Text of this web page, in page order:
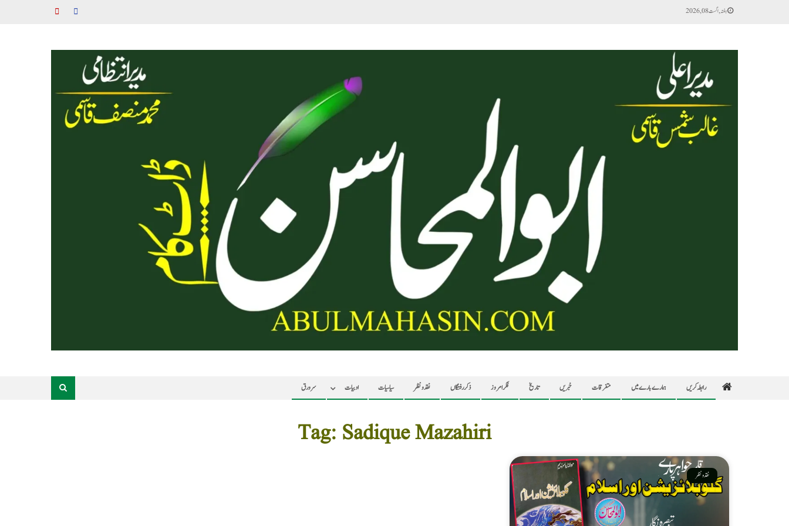
ہفتہ, اگست 08, 2026
سرورق ادبیات سیاسیات نقد ونظر ذکر رفتگاں فکر امروز تاریخ خبریں متفرقات ہمارے بارے میں رابطہ کریں
Tag: Sadique Mazahiri
نقد ونظر